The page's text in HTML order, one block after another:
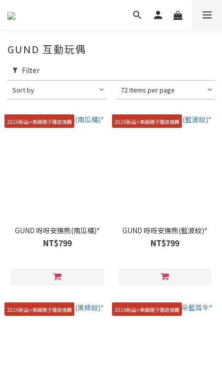
GUND 互動玩偶
Filter
Sort by 72 Items per page
2026新品⭐️美國親子雜誌推薦
GUND 呀呀安撫熊(南瓜橘)*
NT$799
2026新品⭐️美國親子雜誌推薦
GUND 呀呀安撫熊(藍波紋)*
NT$799
2026新品⭐️美國親子雜誌推薦 2026新品⭐️美國親子雜誌推薦